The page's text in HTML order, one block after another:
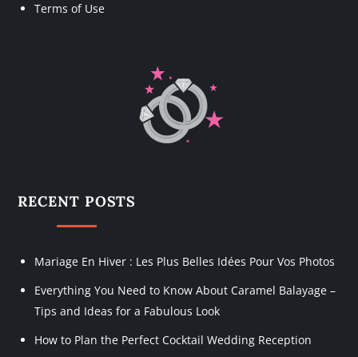
Terms of Use
RECENT POSTS
Mariage En Hiver : Les Plus Belles Idées Pour Vos Photos
Everything You Need to Know About Caramel Balayage –
Tips and Ideas for a Fabulous Look
How to Plan the Perfect Cocktail Wedding Reception